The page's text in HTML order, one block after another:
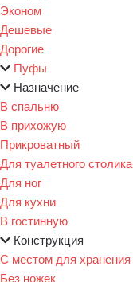
Эконом
Дешевые
Дорогие
Пуфы
Назначение
В спальню
В прихожую
Прикроватный
Для туалетного столика
Для ног
Для кухни
В гостинную
Конструкция
С местом для хранения
Без ножек